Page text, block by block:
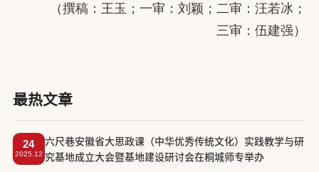
（撰稿：王玉；一审：刘颖；二审：汪若冰；
三审：伍建强）
最热文章
24
2025.12
六尺巷安徽省大思政课（中华优秀传统文化）实践教学与研
究基地成立大会暨基地建设研讨会在桐城师专举办